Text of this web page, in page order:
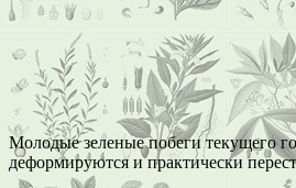
Молодые зеленые побеги текущего
деформируются и практически